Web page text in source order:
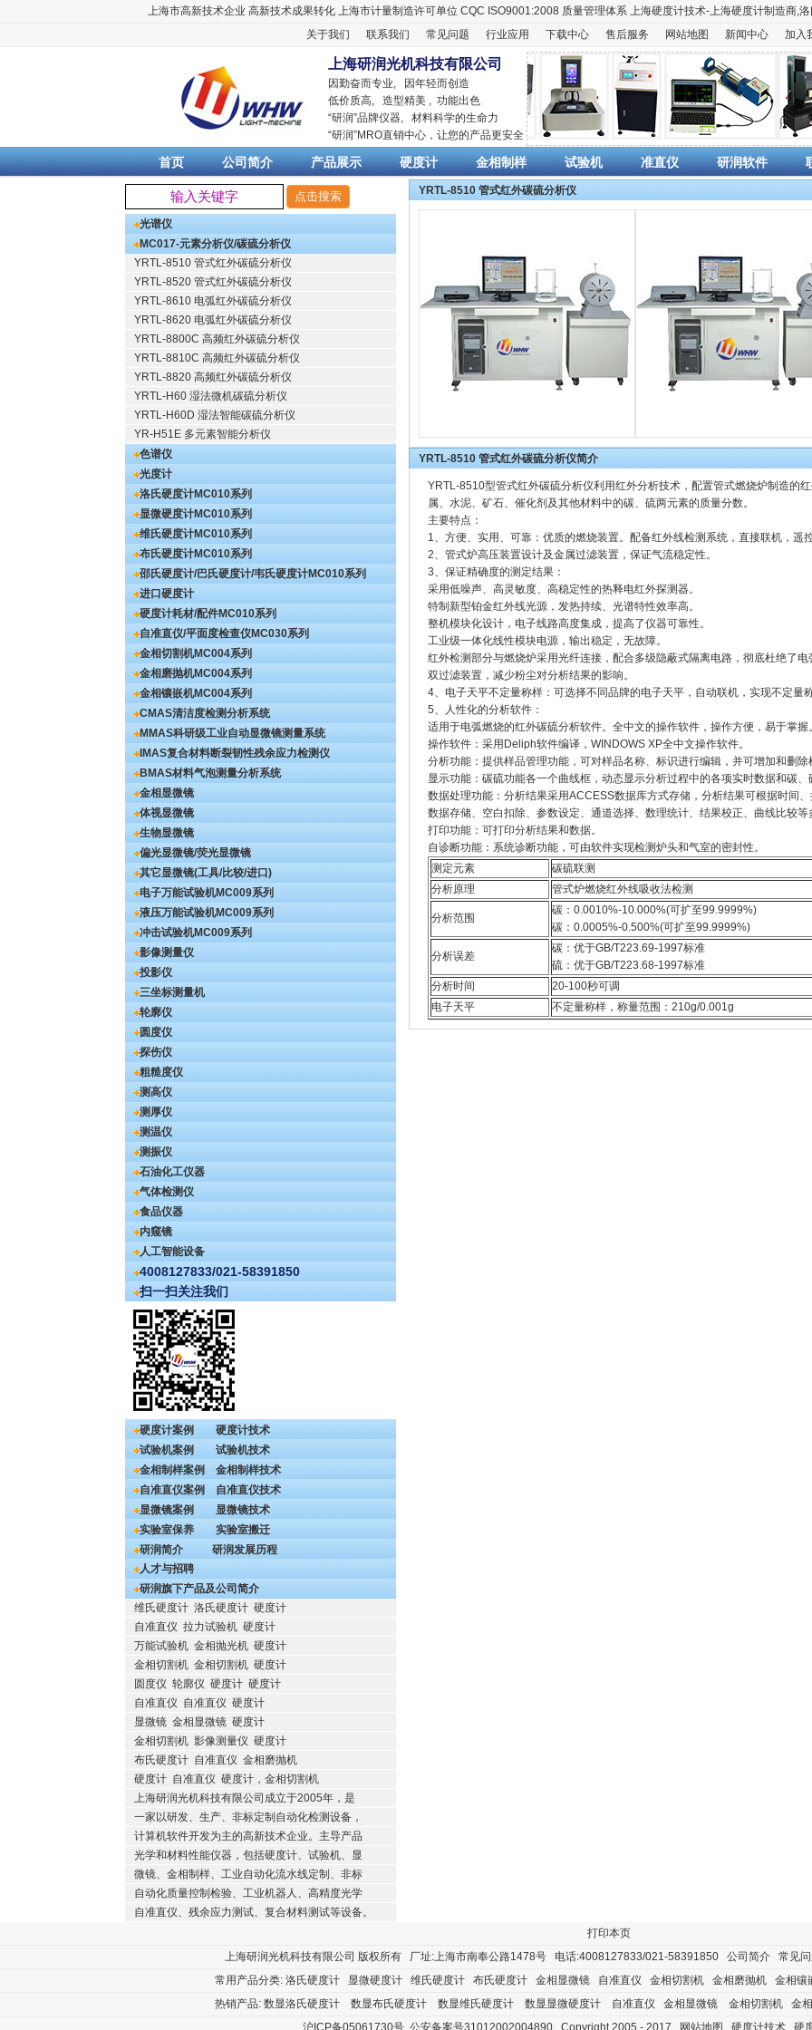
上海市高新技术企业 高新技术成果转化 上海市计量制造许可单位 CQC ISO9001:2008 质量管理体系 上海硬度计技术-上海硬度计制造商,洛
关于我们
联系我们 常见问题 行业应用 下载中心 售后服务 网站地图 新闻中心 加入
上海研润光机科技有限公司
因勤奋而专业, 因年轻而创造
低价质高, 造型精美 , 功能出色
“研润”品牌仪器, 材料科学的生命力
“研润”MRO直销中心，让您的产品更安全
首页 公司简介 产品展示 硬度计 金相制样 试验机 准直仪 研润软件
光谱仪
MC017-元素分析仪/碳硫分析仪
YRTL-8510 管式红外碳硫分析仪
YRTL-8520 管式红外碳硫分析仪
YRTL-8610 电弧红外碳硫分析仪
YRTL-8620 电弧红外碳硫分析仪
YRTL-8800C 高频红外碳硫分析仪
YRTL-8810C 高频红外碳硫分析仪
YRTL-8820 高频红外碳硫分析仪
YRTL-H60 湿法微机碳硫分析仪
YRTL-H60D 湿法智能碳硫分析仪
YR-H51E 多元素智能分析仪
色谱仪
光度计
洛氏硬度计MC010系列
显微硬度计MC010系列
维氏硬度计MC010系列
布氏硬度计MC010系列
邵氏硬度计/巴氏硬度计/韦氏硬度计MC010系列
进口硬度计
硬度计耗材/配件MC010系列
自准直仪/平面度检查仪MC030系列
金相切割机MC004系列
金相磨抛机MC004系列
金相镶嵌机MC004系列
CMAS清洁度检测分析系统
MMAS科研级工业自动显微镜测量系统
IMAS复合材料断裂韧性残余应力检测仪
BMAS材料气泡测量分析系统
金相显微镜
体视显微镜
生物显微镜
偏光显微镜/荧光显微镜
其它显微镜(工具/比较/进口)
电子万能试验机MC009系列
液压万能试验机MC009系列
冲击试验机MC009系列
影像测量仪
投影仪
三坐标测量机
轮廓仪
圆度仪
探伤仪
粗糙度仪
测高仪
测厚仪
测温仪
测振仪
石油化工仪器
气体检测仪
食品仪器
内窥镜
人工智能设备
4008127833/021-58391850
扫一扫关注我们
硬度计案例
硬度计技术
试验机案例
试验机技术
金相制样案例
金相制样技术
自准直仪案例
自准直仪技术
显微镜案例
显微镜技术
实验室保养
实验室搬迁
研润简介
研润发展历程
人才与招聘
研润旗下产品及公司简介
维氏硬度计 洛氏硬度计 硬度计
自准直仪 拉力试验机 硬度计
万能试验机 金相抛光机 硬度计
金相切割机 金相切割机 硬度计
圆度仪 轮廓仪 硬度计 硬度计
自准直仪 自准直仪 硬度计
显微镜 金相显微镜 硬度计
金相切割机 影像测量仪 硬度计
布氏硬度计 自准直仪 金相磨抛机
硬度计 自准直仪 硬度计，金相切割机
上海研润光机科技有限公司成立于2005年，是
一家以研发、生产、非标定制自动化检测设备，
计算机软件开发为主的高新技术企业。主导产品
光学和材料性能仪器，包括硬度计、试验机、显
微镜、金相制样、工业自动化流水线定制、非标
自动化质量控制检验、工业机器人、高精度光学
自准直仪、残余应力测试、复合材料测试等设备。
YRTL-8510 管式红外碳硫分析仪
YRTL-8510 管式红外碳硫分析仪简介
YRTL-8510型管式红外碳硫分析仪利用红外分析技术，配置管式燃烧炉制造的
属、水泥、矿石、催化剂及其他材料中的碳、硫两元素的质量分数。
主要特点：
1、方便、实用、可靠：优质的燃烧装置。配备红外线检测系统，直接联机，遥控
2、管式炉高压装置设计及金属过滤装置，保证气流稳定性。
3、保证精确度的测定结果：
采用低噪声、高灵敏度、高稳定性的热释电红外探测器。
特制新型铂金红外线光源，发热持续、光谱特性效率高。
整机模块化设计，电子线路高度集成，提高了仪器可靠性。
工业级一体化线性模块电源，输出稳定，无故障。
红外检测部分与燃烧炉采用光纤连接，配合多级隐蔽式隔离电路，彻底杜绝了电
双过滤装置，减少粉尘对分析结果的影响。
4、电子天平不定量称样：可选择不同品牌的电子天平，自动联机，实现不定量称
5、人性化的分析软件：
适用于电弧燃烧的红外碳硫分析软件。全中文的操作软件，操作方便，易于掌握。
操作软件：采用Deliph软件编译，WINDOWS XP全中文操作软件。
分析功能：提供样品管理功能，可对样品名称、标识进行编辑，并可增加和删除
显示功能：碳硫功能各一个曲线框，动态显示分析过程中的各项实时数据和碳、
数据处理功能：分析结果采用ACCESS数据库方式存储，分析结果可根据时间
数据存储、空白扣除、参数设定、通道选择、数理统计、结果校正、曲线比较等
打印功能：可打印分析结果和数据。
自诊断功能：系统诊断功能，可由软件实现检测炉头和气室的密封性。
测定元素
碳硫联测
分析原理
管式炉燃烧红外线吸收法检测
分析范围
碳：0.0010%-10.000%(可扩至99.9999%)
碳：0.0005%-0.500%(可扩至99.9999%)
分析误差
碳：优于GB/T223.69-1997标准
硫：优于GB/T223.68-1997标准
分析时间
20-100秒可调
电子天平
不定量称样，称量范围：210g/0.001g
打印本页
上海研润光机科技有限公司 版权所有 厂址:上海市南奉公路1478号 电话:4008127833/021-58391850 公司简介 常见
常用产品分类: 洛氏硬度计 显微硬度计 维氏硬度计 布氏硬度计 金相显微镜 自准直仪 金相切割机 金相磨抛机 金相镶
热销产品: 数显洛氏硬度计 数显布氏硬度计 数显维氏硬度计 数显显微硬度计 自准直仪 金相显微镜 金相切割机 金
沪ICP备05061730号 公安备案号31012002004890Copyright 2005 - 2017 网站地图 硬度计技术 硬